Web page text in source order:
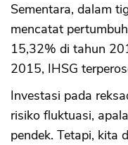
Sementara, dalam
mencatat
15,32% di tahun
2015, IHSG
Investasi pada
risiko fluktuasi,
pendek. Tetapi, kita